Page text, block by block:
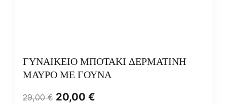
ΓΥΝΑΙΚΕΙΟ ΜΠΟΤΑΚΙ ΔΕΡΜΑΤΙΝΗ
ΜΑΥΡΟ ΜΕ ΓΟΥΝΑ
29,00€ 20,00 €